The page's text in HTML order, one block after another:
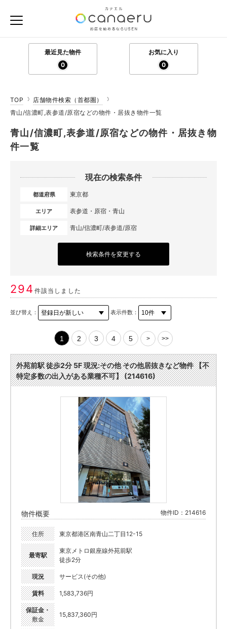
最近見た物件
0
お気に入り
0
TOP
店舗物件検索（首都圏）
青山/信濃町,表参道/原宿などの物件・居抜き物件一覧
青山/信濃町,表参道/原宿などの物件・居抜き物
件一覧
現在の検索条件
都道府県 東京都
エリア 表参道・原宿・青山
詳細エリア 青山/信濃町/表参道/原宿
検索条件を変更する
294 件該当しました
並び替え： 表示件数：
1 2 3 4 5 > >>
外苑前駅 徒歩2分 5F 現況:その他 その他居抜きなど物件 【不
特定多数の出入がある業種不可】 (214616)
物件概要 物件ID：214616
住所 東京都港区南青山二丁目12-15
最寄駅
東京メトロ銀座線外苑前駅
徒歩2分
現況 サービス(その他)
賃料 1,583,736円
保証金・
敷金
15,837,360円